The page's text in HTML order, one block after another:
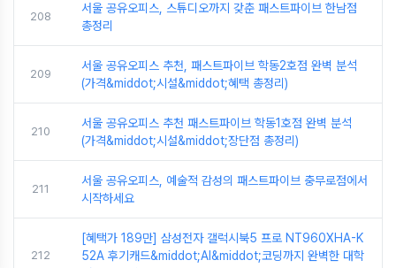
208
서울 공유오피스, 스튜디오까지 갖춘 패스트파이브 한남점
총정리
209
서울 공유오피스 추천, 패스트파이브 학동2호점 완벽 분석
(가격&middot;시설&middot;혜택 총정리)
210
서울 공유오피스 추천 패스트파이브 학동1호점 완벽 분석
(가격&middot;시설&middot;장단점 총정리)
211
서울 공유오피스, 예술적 감성의 패스트파이브 충무로점에서
시작하세요
212
[혜택가 189만] 삼성전자 갤럭시북5 프로 NT960XHA-K
52A 후기캐드&middot;AI&middot;코딩까지 완벽한 대학